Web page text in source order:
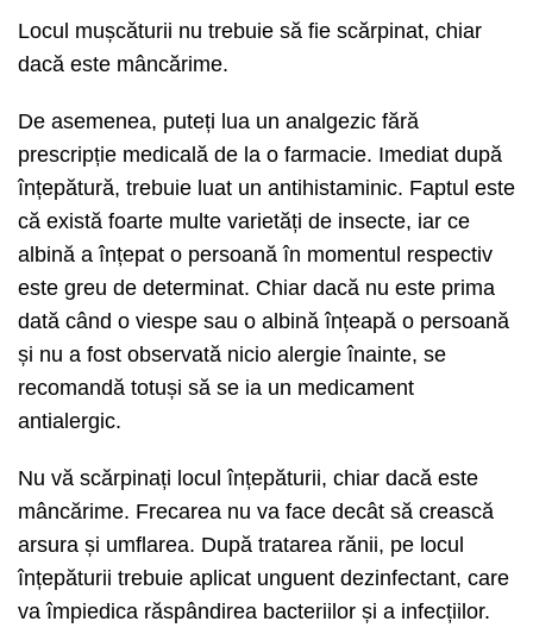
Locul mușcăturii nu trebuie să fie scărpinat, chiar
dacă este mâncărime.
De asemenea, puteți lua un analgezic fără
prescripție medicală de la o farmacie. Imediat după
înțepătură, trebuie luat un antihistaminic. Faptul este
că există foarte multe varietăți de insecte, iar ce
albină a înțepat o persoană în momentul respectiv
este greu de determinat. Chiar dacă nu este prima
dată când o viespe sau o albină înțeapă o persoană
și nu a fost observată nicio alergie înainte, se
recomandă totuși să se ia un medicament
antialergic.
Nu vă scărpinați locul înțepăturii, chiar dacă este
mâncărime. Frecarea nu va face decât să crească
arsura și umflarea. După tratarea rănii, pe locul
înțepăturii trebuie aplicat unguent dezinfectant, care
va împiedica răspândirea bacteriilor și a infecțiilor.